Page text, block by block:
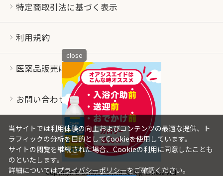
特定商取引法に基づく表示
利用規約
医薬品販売について
お問い合わせ
Copyright © Saraya Co.,Ltd. All Rights Reserved.
当サイトでは利用体験の向上およびコンテンツの最適な提供、ト
ラフィックの分析を目的としてCookieを使用しています。
サイトの閲覧を継続された場合、Cookieの利用に同意したことも
のといたします。
詳細についてはプライバシーポリシーをご確認ください。
close